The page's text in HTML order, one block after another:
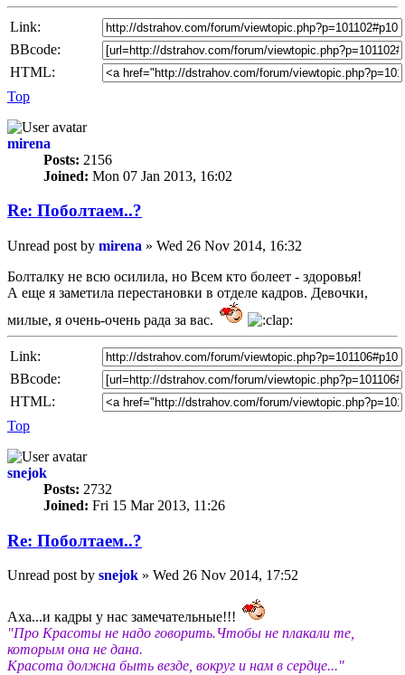
Link:
BBcode:
HTML:
Top
mirena
Posts: 2156
Joined: Mon 07 Jan 2013, 16:02
Re: Пoбoлтаем..?
Unread post by mirena » Wed 26 Nov 2014, 16:32
Болталку не всю осилила, но Всем кто болеет - здоровья!
А еще я заметила перестановки в отделе кадров. Девочки,
милые, я очень-очень рада за вас.
Link:
BBcode:
HTML:
Top
snejok
Posts: 2732
Joined: Fri 15 Mar 2013, 11:26
Re: Пoбoлтаем..?
Unread post by snejok » Wed 26 Nov 2014, 17:52
Аха...и кадры у нас замечательные!!!
"Про Красоты не надо говорить.Чтобы не плакали те,
которым она не дана.
Красота должна быть везде, вокруг и нам в сердце..."